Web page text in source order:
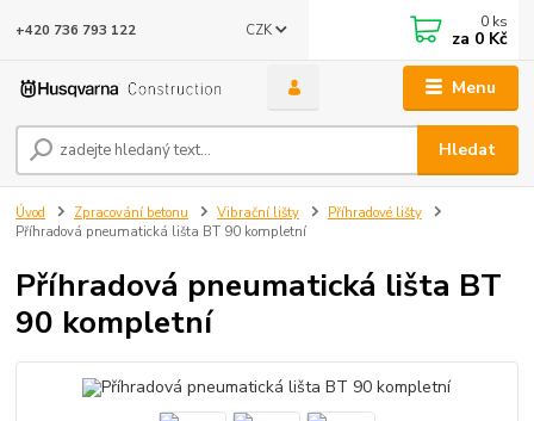
Menu
CZK
Hledat
+420 736 793 122 0 ks
za 0 Kč
Úvod Zpracování betonu Vibrační lišty
Příhradové lišty
Příhradová pneumatická lišta BT 90 kompletní
Příhradová pneumatická lišta BT
90 kompletní